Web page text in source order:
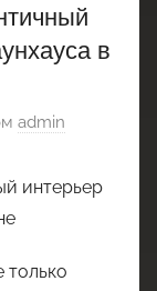
в
admin
только